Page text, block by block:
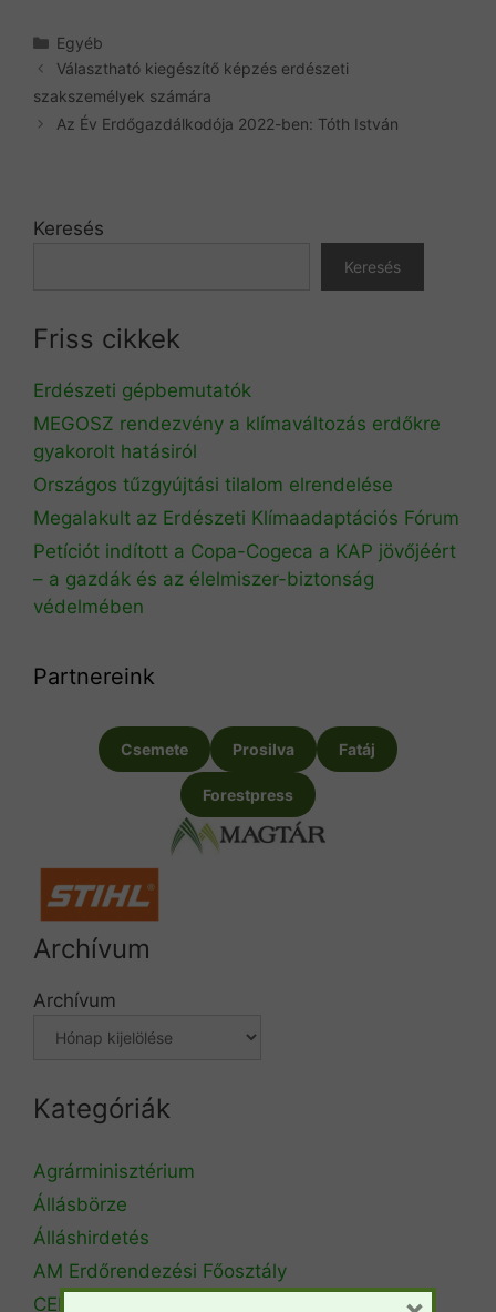
Kategória
Egyéb
Választható kiegészítő képzés erdészeti
szakszemélyek számára
Az Év Erdőgazdálkodója 2022-ben: Tóth István
Keresés
Keresés
Friss cikkek
Erdészeti gépbemutatók
MEGOSZ rendezvény a klímaváltozás erdőkre
gyakorolt hatásiról
Országos tűzgyújtási tilalom elrendelése
Megalakult az Erdészeti Klímaadaptációs Fórum
Petíciót indított a Copa-Cogeca a KAP jövőjéért
– a gazdák és az élelmiszer-biztonság
védelmében
Partnereink
Csemete Prosilva Fatáj
Forestpress
Archívum
Archívum
Kategóriák
Agrárminisztérium
Állásbörze
Álláshirdetés
AM Erdőrendezési Főosztály
CEPF